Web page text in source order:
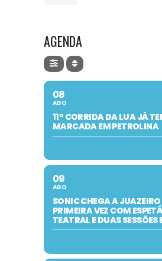
AGENDA
08
AGO
11ª CORRIDA DA LUA JÁ
MARCADA EM PETROLINA
09
AGO
SONIC CHEGA A JUAZEIRO
PRIMEIRA VEZ COM
TEATRAL E DUAS